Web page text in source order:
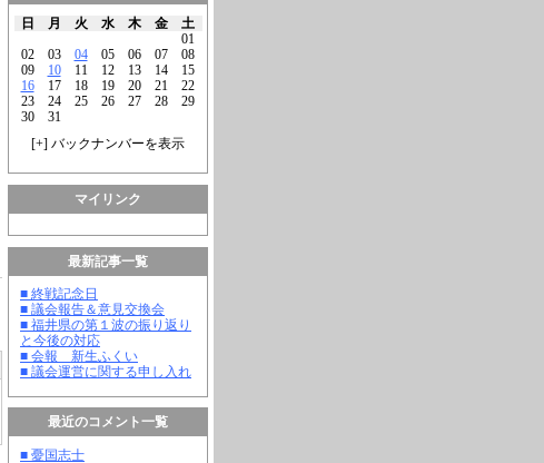
日 月 火 水 木 金
土
01
02
03 04 05 06 07
08
09
10 11 12 13 14
15
16
17 18 19 20 21
22
23
24 25 26 27 28
29
30
31
[+] バックナンバーを表示
マイリンク
最新記事一覧
■ 終戦記念日
■ 議会報告＆意見交換会
■ 福井県の第１波の振り返り
と今後の対応
■ 会報 新生ふくい
■ 議会運営に関する申し入れ
最近のコメント一覧
■ 憂国志士